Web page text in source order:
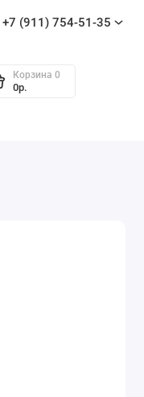
+7 (911) 754-51-35
Корзина 0
0р.